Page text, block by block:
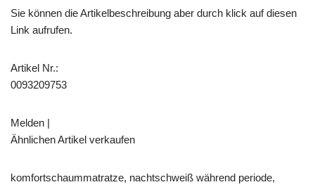
Sie können die Artikelbeschreibung aber durch klick auf diesen
Link aufrufen.
Artikel Nr.:
0093209753
Melden |
Ähnlichen Artikel verkaufen
komfortschaummatratze, nachtschweiß während periode,